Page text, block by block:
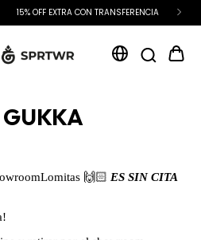
CON TRANSFERENCIA
🙌🏻 ES SIN CITA